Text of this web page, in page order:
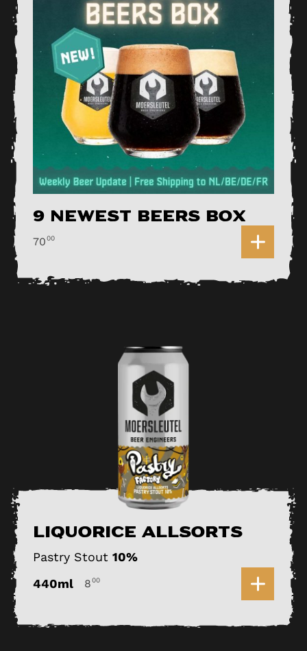
9 Newest Beers Box
7000 0
Liquorice Allsorts
Pastry Stout 10%
440ml
800 0